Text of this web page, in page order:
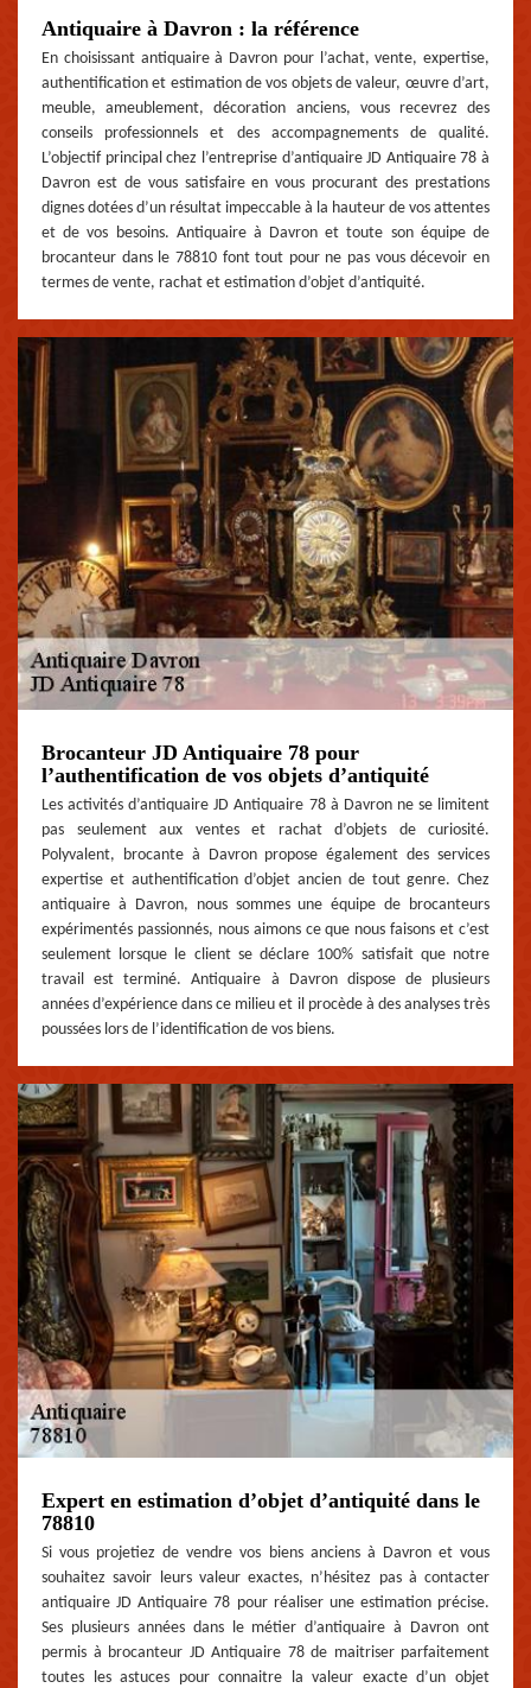
Antiquaire à Davron : la référence
En choisissant antiquaire à Davron pour l’achat, vente, expertise,
authentification et estimation de vos objets de valeur, œuvre d’art,
meuble, ameublement, décoration anciens, vous recevrez des
conseils professionnels et des accompagnements de qualité.
L’objectif principal chez l’entreprise d’antiquaire JD Antiquaire 78 à
Davron est de vous satisfaire en vous procurant des prestations
dignes dotées d’un résultat impeccable à la hauteur de vos attentes
et de vos besoins. Antiquaire à Davron et toute son équipe de
brocanteur dans le 78810 font tout pour ne pas vous décevoir en
termes de vente, rachat et estimation d’objet d’antiquité.
Brocanteur JD Antiquaire 78 pour
l’authentification de vos objets d’antiquité
Les activités d’antiquaire JD Antiquaire 78 à Davron ne se limitent
pas seulement aux ventes et rachat d’objets de curiosité.
Polyvalent, brocante à Davron propose également des services
expertise et authentification d’objet ancien de tout genre. Chez
antiquaire à Davron, nous sommes une équipe de brocanteurs
expérimentés passionnés, nous aimons ce que nous faisons et c’est
seulement lorsque le client se déclare 100% satisfait que notre
travail est terminé. Antiquaire à Davron dispose de plusieurs
années d’expérience dans ce milieu et il procède à des analyses très
poussées lors de l’identification de vos biens.
Expert en estimation d’objet d’antiquité dans le
78810
Si vous projetiez de vendre vos biens anciens à Davron et vous
souhaitez savoir leurs valeur exactes, n’hésitez pas à contacter
antiquaire JD Antiquaire 78 pour réaliser une estimation précise.
Ses plusieurs années dans le métier d’antiquaire à Davron ont
permis à brocanteur JD Antiquaire 78 de maitriser parfaitement
toutes les astuces pour connaitre la valeur exacte d’un objet